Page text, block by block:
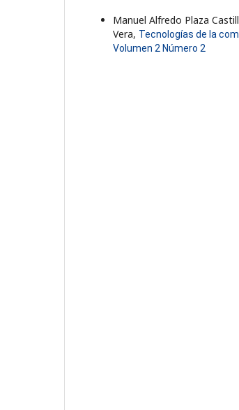
Manuel Alfredo Plaza
Vera, Tecnologías de la
Volumen 2 Número 2